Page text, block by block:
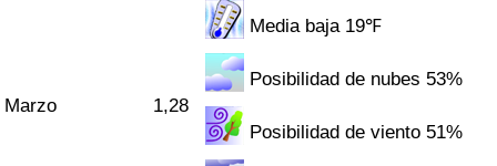
Marzo 1,28
Media baja 19℉
Posibilidad de nubes 53%
Posibilidad de viento 51%
Índice de Tráfico (Actual)
Índice de Tráfico por País